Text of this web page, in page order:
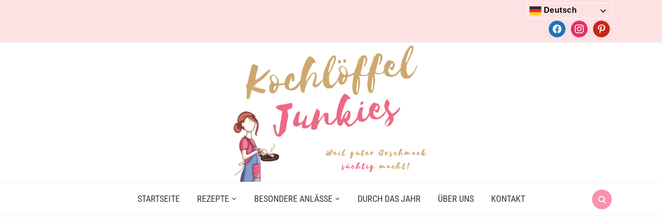
Deutsch
facebookinstagrampinterest
Search
for:
STARTSEITE REZEPTE BESONDERE ANLÄSSE DURCH DAS JAHR ÜBER UNS KONTAKT